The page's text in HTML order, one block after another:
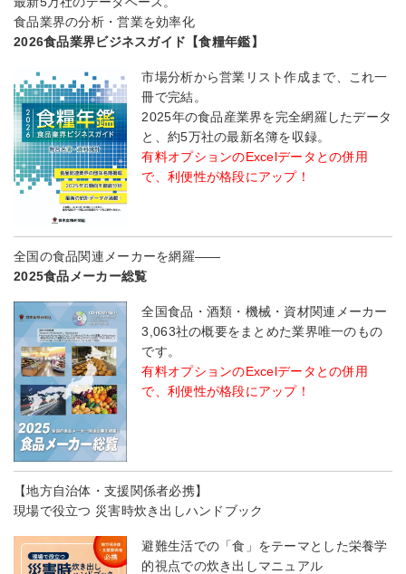
食品業界の分析・営業を効率化
2026食品業界ビジネスガイド【食糧年鑑】
市場分析から営業リスト作成まで、これ一
冊で完結。
2025年の食品産業界を完全網羅したデータ
と、約5万社の最新名簿を収録。
有料オプションのExcelデータとの併用
で、利便性が格段にアップ！
全国の食品関連メーカーを網羅――
2025食品メーカー総覧
全国食品・酒類・機械・資材関連メーカー
3,063社の概要をまとめた業界唯一のもの
です。
有料オプションのExcelデータとの併用
で、利便性が格段にアップ！
【地方自治体・支援関係者必携】
現場で役立つ 災害時炊き出しハンドブック
避難生活での「食」をテーマとした栄養学
的視点での炊き出しマニュアル